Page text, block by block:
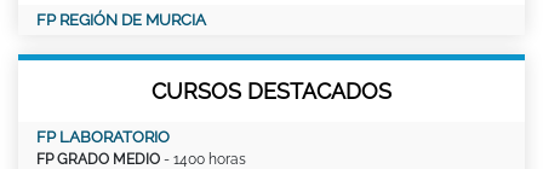
FP REGIÓN DE MURCIA
CURSOS DESTACADOS
FP LABORATORIO
FP GRADO MEDIO - 1400 horas